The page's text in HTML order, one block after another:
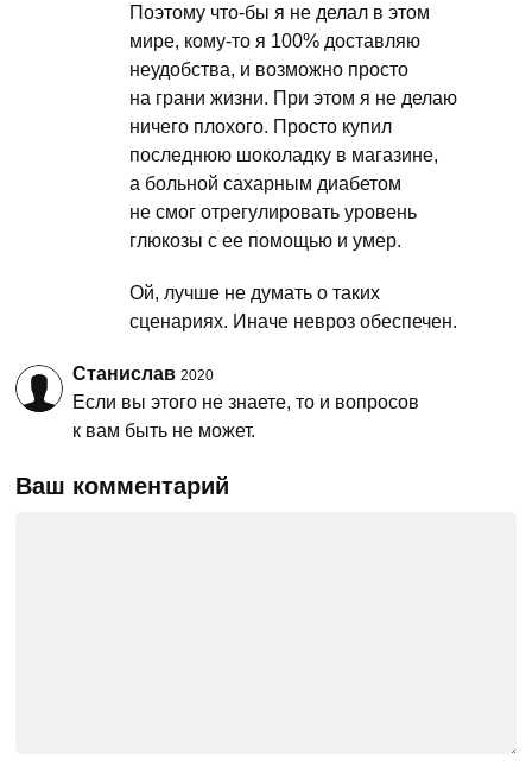
Поэтому что-бы я не делал в этом
мире, кому-то я 100% доставляю
неудобства, и возможно просто
на грани жизни. При этом я не делаю
ничего плохого. Просто купил
последнюю шоколадку в магазине,
а больной сахарным диабетом
не смог отрегулировать уровень
глюкозы с ее помощью и умер.
Ой, лучше не думать о таких
сценариях. Иначе невроз обеспечен.
Станислав 2020
Если вы этого не знаете, то и вопросов
к вам быть не может.
Ваш комментарий